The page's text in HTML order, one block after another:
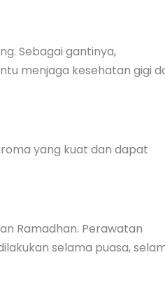
Sebagai gantinya,
menjaga kesehatan gigi
yang kuat dan dapat
Ramadhan. Perawatan
selama puasa,